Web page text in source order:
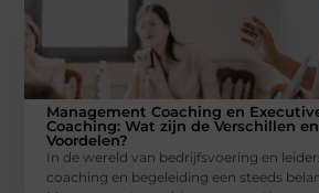
Management Coaching en
Coaching: Wat zijn de Verschillen en
Voordelen?
In de wereld van bedrijfsvoering en
coaching en begeleiding een steeds